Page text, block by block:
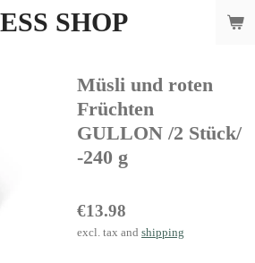
SHOP
Müsli und roten
Früchten
GULLON /2 Stück/
-240 g
€13.98
excl. tax and shipping